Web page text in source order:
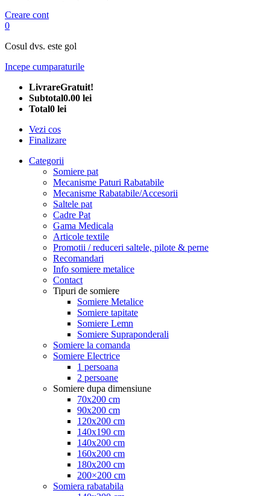
Creare cont
0
Cosul dvs. este gol
Incepe cumparaturile
LivrareGratuit!
Subtotal0.00 lei
Total0 lei
Vezi cos
Finalizare
Categorii
Somiere pat
Mecanisme Paturi Rabatabile
Mecanisme Rabatabile/Accesorii
Saltele pat
Cadre Pat
Gama Medicala
Articole textile
Promotii / reduceri saltele, pilote & perne
Recomandari
Info somiere metalice
Contact
Tipuri de somiere
Somiere Metalice
Somiere tapitate
Somiere Lemn
Somiere Supraponderali
Somiere la comanda
Somiere Electrice
1 persoana
2 persoane
Somiere dupa dimensiune
70x200 cm
90x200 cm
120x200 cm
140x190 cm
140x200 cm
160x200 cm
180x200 cm
200×200 cm
Somiera rabatabila